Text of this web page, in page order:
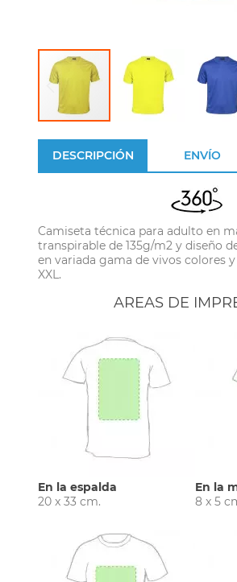
DESCRIPCIÓN
Camiseta técnica para adulto en
transpirable de 135g/m2 y diseño
en variada gama de vivos colores y
XXL.
AREAS DE
En la espalda
20 x 33 cm.
En la
8 x 5
ENVÍO